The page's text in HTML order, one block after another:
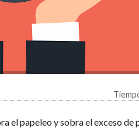
el papeleo y sobra el exceso de